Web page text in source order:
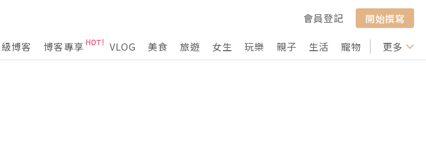
會員登記
開始撰寫
博客 博客專享 VLOG 美食 旅遊 女生 玩樂 親子 生活 寵物 行山 打卡
更多